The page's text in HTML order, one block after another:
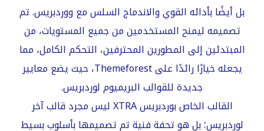
بل أيضًا بأدائه القوي والاندماج السلس مع ووردبريس. تم
تصميمه ليمنح المستخدمين من جميع المستويات، من
المبتدئين إلى المطورين المحترفين، التحكم الكامل، مما
يجعله خيارًا رائدًا على Themeforest، حيث يضع معايير
جديدة للقوالب البريميوم لوردبريس.
القالب الخاص بوردبريس XTRA ليس مجرد قالب آخر
لوردبريس؛ بل هو تحفة فنية تم تصميمها بأسلوب بسيط